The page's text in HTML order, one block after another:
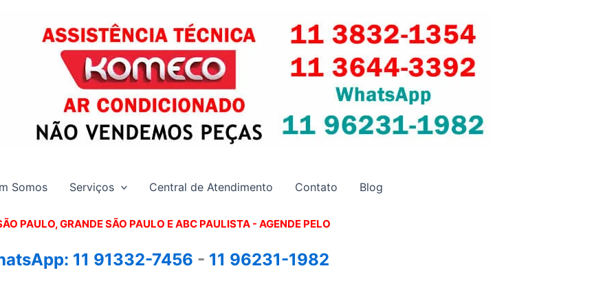
Somos Serviços Central de Atendimento Contato Blog
PAULO, GRANDE SÃO PAULO E ABC PAULISTA - AGENDE PELO
11 91332-7456 - 11 96231-1982